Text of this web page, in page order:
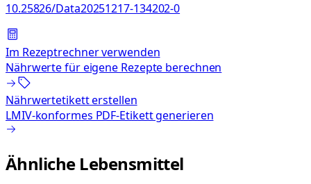
10.25826/Data20251217-134202-0
Im Rezeptrechner verwenden
Nährwerte für eigene Rezepte berechnen
Nährwertetikett erstellen
LMIV-konformes PDF-Etikett generieren
Ähnliche Lebensmittel